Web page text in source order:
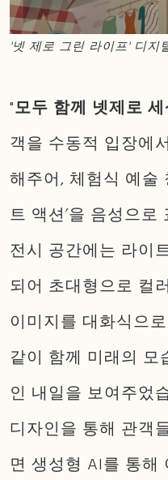
'넷 제로 그린 라이프' 디지
"모두 함께 넷제로
객을 수동적 입장에
해주어, 체험식 예술
트 액션’을 음성으
전시 공간에는 라이
되어 초대형으로 컬
이미지를 대화식으
같이 함께 미래의 모
인 내일을 보여주었
디자인을 통해 관객
면 생성형 AI를 통해